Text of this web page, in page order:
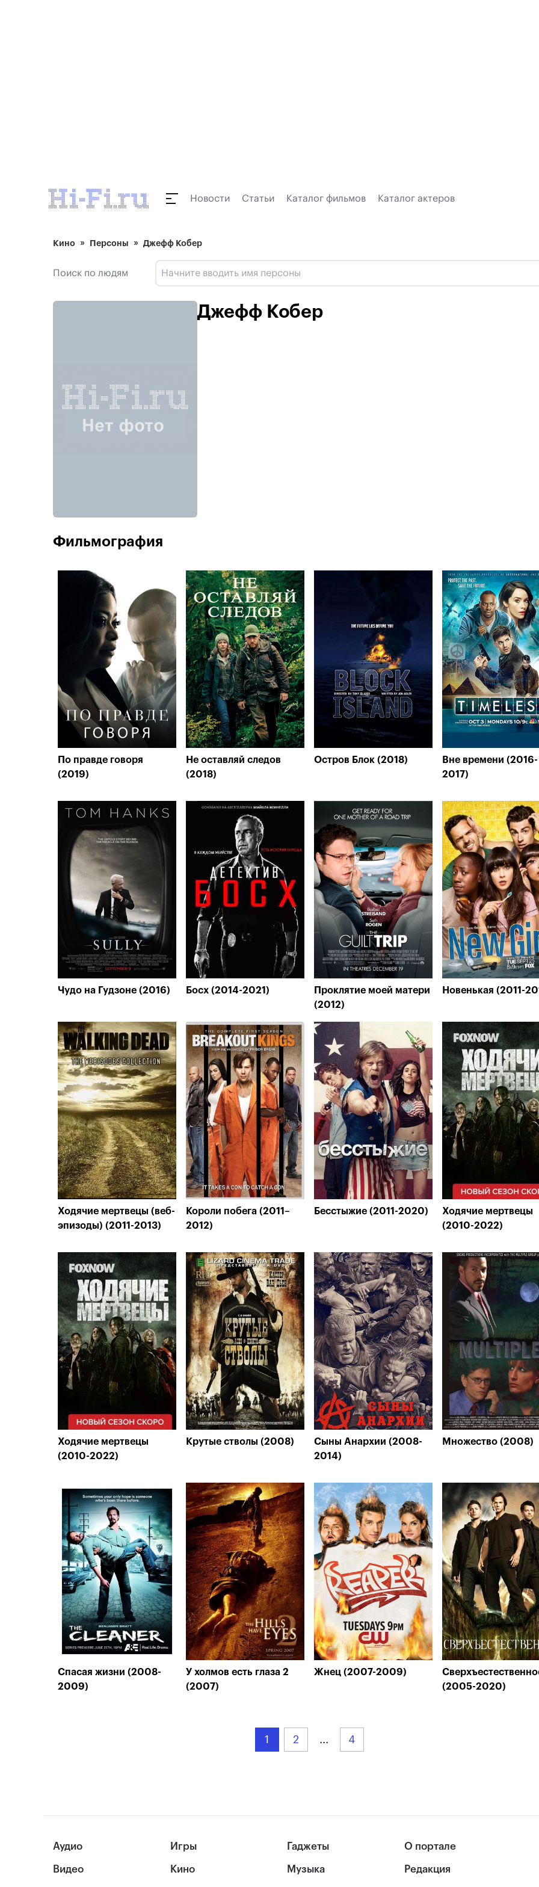
Новости Статьи Каталог фильмов Каталог актеров
Кино Персоны Джефф Кобер
Поиск по людям
Джефф Кобер
Фильмография
По правде говоря
(2019)
Не оставляй следов
(2018)
Остров Блок (2018)
Вне времени (2016-
2017)
Чудо на Гудзоне (2016) Босх (2014-2021)
Проклятие моей матери
(2012)
Новенькая (2011-
Ходячие мертвецы (веб-
эпизоды) (2011-2013)
Короли побега (2011–
2012)
Бесстыжие (2011-2020)
Ходячие мертвецы
(2010-2022)
Ходячие мертвецы
(2010-2022)
Крутые стволы (2008)
Сыны Анархии (2008-
2014)
Множество (2008)
Спасая жизни (2008-
2009)
У холмов есть глаза 2
(2007)
Жнец (2007-2009)
(2005-2020)
1 2 ... 4
Аудио
Видео
Игры
Кино
Гаджеты
Музыка
О портале
Редакция